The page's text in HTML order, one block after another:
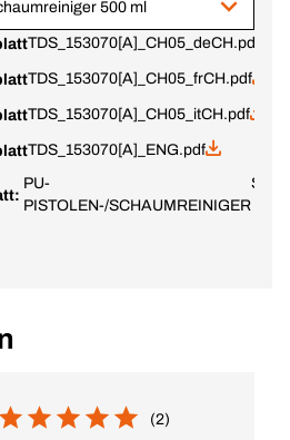
500 ml
TDS_153070[A]_CH05_deCH.pdf
TDS_153070[A]_CH05_frCH.pdf
TDS_153070[A]_CH05_itCH.pdf
TDS_153070[A]_ENG.pdf
PU-
PISTOLEN-/SCHAUMREINIGER(de)
(2)